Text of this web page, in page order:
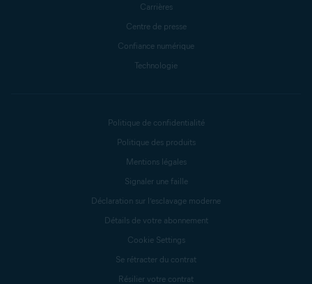
Carrières
Centre de presse
Confiance numérique
Technologie
Politique de confidentialité
Politique des produits
Mentions légales
Signaler une faille
Déclaration sur l’esclavage moderne
Détails de votre abonnement
Cookie Settings
Se rétracter du contrat
Résilier votre contrat